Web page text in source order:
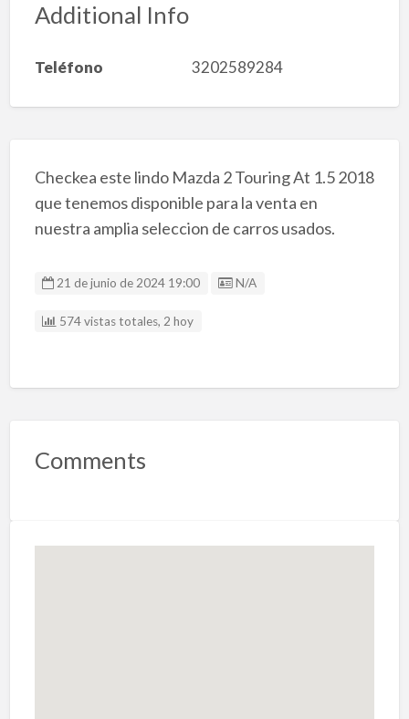
Additional Info
Teléfono 3202589284
Checkea este lindo Mazda 2 Touring At 1.5 2018
que tenemos disponible para la venta en
nuestra amplia seleccion de carros usados.
21 de junio de 2024 19:00 Listing ID
N/A
574 vistas totales, 2 hoy
Comments